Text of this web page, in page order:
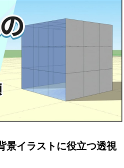
景イラストに役立つ透視